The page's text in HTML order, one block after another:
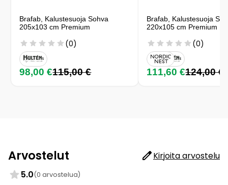
Brafab, Kalustesuoja Sohva
205x103 cm Premium
(0)
98,00 €115,00 €
Brafab, Kalustesuoja
220x105 cm Premium
(0)
111,60 €124,00 €
Arvostelut
Kirjoita arvostelu
5.0(0 arvostelua)